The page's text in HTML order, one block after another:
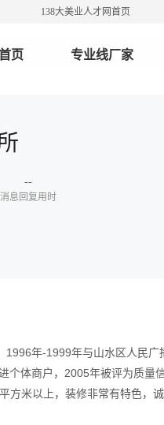
138大美业人才网首页
页 专业线厂家
--
消息回复用时
年-1999年与山水区人民广
个体商户，2005年被评为质量
方米以上，装修非常有特色，